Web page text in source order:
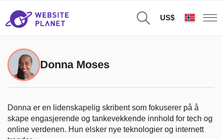
US$
Donna Moses
Donna er en lidenskapelig skribent som fokuserer på å
skape engasjerende og tankevekkende innhold for tech og
online verdenen. Hun elsker nye teknologier og internett